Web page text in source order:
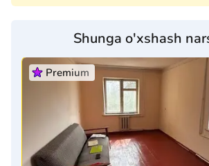
Shunga o'xshash
Premium